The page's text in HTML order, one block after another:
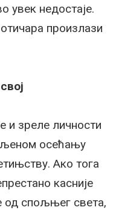
увек недостаје.
произлази
и зреле личности
осећању
Ако тога
касније
од спољњег света,